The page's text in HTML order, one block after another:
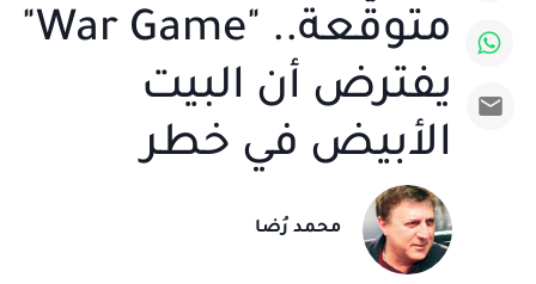
متوقّعة.. "War Game"
يفترض أن البيت
الأبيض في خطر
محمد رُضا